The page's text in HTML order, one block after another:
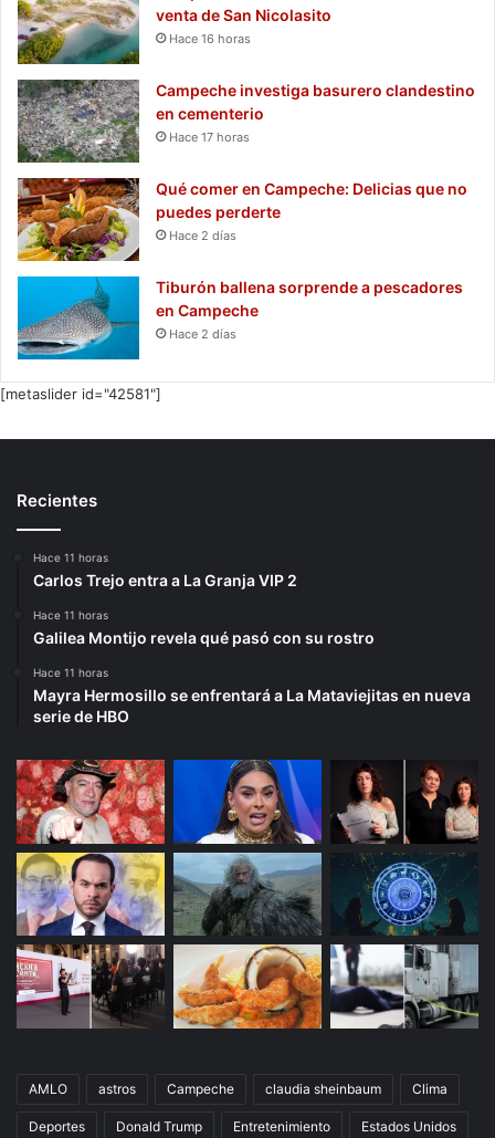
venta de San Nicolasito
Hace 16 horas
Campeche investiga basurero clandestino
en cementerio
Hace 17 horas
Qué comer en Campeche: Delicias que no
puedes perderte
Hace 2 días
Tiburón ballena sorprende a pescadores
en Campeche
Hace 2 días
[metaslider id="42581"]
Recientes
Hace 11 horas
Carlos Trejo entra a La Granja VIP 2
Hace 11 horas
Galilea Montijo revela qué pasó con su rostro
Hace 11 horas
Mayra Hermosillo se enfrentará a La Mataviejitas en nueva
serie de HBO
AMLO astros Campeche claudia sheinbaum Clima
Deportes Donald Trump Entretenimiento Estados Unidos